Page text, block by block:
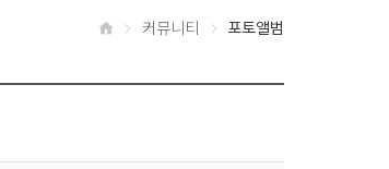
커뮤니티 포토앨범